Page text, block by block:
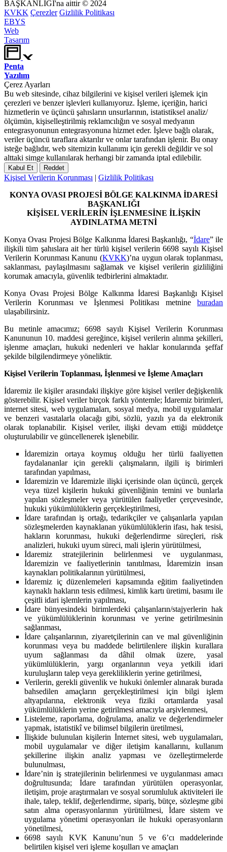
BAŞKANLIĞI'na aittir © 2024
KVKK Çerezler Gizlilik Politikası
EBYS
Web
Tasarım
Penta
Yazılım
Çerez Ayarları
Bu web sitesinde, cihaz bilgilerini ve kişisel verileri işlemek için
çerezleri ve benzer işlevleri kullanıyoruz. İşleme, içeriğin, harici
hizmetlerin ve üçüncü şahısların unsurlarının, istatistiksel analiz/
ölçümün, kişiselleştirilmiş reklamcılığın ve sosyal medyanın
entegrasyonunun entegrasyonuna hizmet eder. İşleve bağlı olarak,
veriler üçüncü taraflara aktarılır ve onlar tarafından işlenir. Bu onay
isteğe bağlıdır, web sitemizin kullanımı için gerekli değildir ve sol
alttaki simge kullanılarak herhangi bir zamanda iptal edilebilir.
Kabul Et Reddet
Kişisel Verilerin Korunması | Gizlilik Politikası
KONYA OVASI PROJESİ BÖLGE KALKINMA İDARESİ
BAŞKANLIĞI
KİŞİSEL VERİLERİN İŞLENMESİNE İLİŞKİN
AYDINLATMA METNİ
Konya Ovası Projesi Bölge Kalkınma İdaresi Başkanlığı, “İdare” ile
ilişkili tüm şahıslara ait her türlü kişisel verilerin 6698 sayılı Kişisel
Verilerin Korunması Kanunu (KVKK)’na uygun olarak toplanması,
saklanması, paylaşılmasını sağlamak ve kişisel verilerin gizliliğini
korumak amacıyla, güvenlik tedbirlerini almaktadır.
Konya Ovası Projesi Bölge Kalkınma İdaresi Başkanlığı Kişisel
Verilerin Korunması ve İşlenmesi Politikası metnine buradan
ulaşabilirsiniz.
Bu metinle amacımız; 6698 sayılı Kişisel Verilerin Korunması
Kanununun 10. maddesi gereğince, kişisel verilerin alınma şekilleri,
işlenme amaçları, hukuki nedenleri ve haklar konularında şeffaf
şekilde bilgilendirmeye yöneliktir.
Kişisel Verilerin Toplanması, İşlenmesi ve İşleme Amaçları
İdaremiz ile kişiler arasındaki ilişkiye göre kişisel veriler değişkenlik
gösterebilir. Kişisel veriler birçok farklı yöntemle; İdaremiz birimleri,
internet sitesi, web uygulamaları, sosyal medya, mobil uygulamalar
ve benzeri vasıtalarla olacağı gibi, sözlü, yazılı ya da elektronik
olarak toplanabilir. Kişisel veriler, ilişki devam ettiği müddetçe
oluşturulabilir ve güncellenerek işlenebilir.
İdaremizin ortaya koymuş olduğu her türlü faaliyetten
faydalananlar için gerekli çalışmaların, ilgili iş birimleri
tarafından yapılması,
İdaremizin ve İdaremizle ilişki içerisinde olan üçüncü, gerçek
veya tüzel kişilerin hukuki güvenliğinin temini ve bunlarla
yapılan sözleşmeler veya yürütülen faaliyetler çerçevesinde,
hukuki yükümlülüklerin gerçekleştirilmesi,
İdare tarafından iş ortağı, tedarikçiler ve çalışanlarla yapılan
sözleşmelerden kaynaklanan yükümlülüklerin ifası, hak tesisi,
hakların korunması, hukuki değerlendirme süreçleri, risk
analizleri, hukuki uyum süreci, mali işlerin yürütülmesi,
İdaremiz stratejilerinin belirlenmesi ve uygulanması,
İdaremizin ve faaliyetlerinin tanıtılması, İdaremizin insan
kaynakları politikalarının yürütülmesi,
İdaremiz iç düzenlemeleri kapsamında eğitim faaliyetinden
kaynaklı hakların tesis edilmesi, kimlik kartı üretimi, basımı ile
çeşitli idari işlemlerin yapılması,
İdare bünyesindeki birimlerdeki çalışanların/stajyerlerin hak
ve yükümlülüklerinin korunması ve yerine getirilmesinin
sağlanması,
İdare çalışanlarının, ziyaretçilerinin can ve mal güvenliğinin
korunması veya bu maddede belirtilenlere ilişkin kurallara
uyum sağlanması da dâhil olmak üzere, yasal
yükümlülüklerin, yargı organlarının veya yetkili idari
kuruluşların talep veya gerekliliklerin yerine getirilmesi,
Verilerin, gerekli güvenlik ve hukuki önlemler alınarak burada
bahsedilen amaçların gerçekleştirilmesi için bilgi işlem
altyapılarına, elektronik veya fiziki ortamlarda yasal
yükümlülüklerin yerine getirilmesi amacıyla arşivlenmesi,
Listeleme, raporlama, doğrulama, analiz ve değerlendirmeler
yapmak, istatistikî ve bilimsel bilgilerin üretilmesi,
İlişkide bulunulan kişilerin İnternet sitesi, web uygulamaları,
mobil uygulamalar ve diğer iletişim kanallarını, kullanım
şekillerine ilişkin analiz yapması ve özelleştirmelerde
bulunulması,
İdare’nin iş stratejilerinin belirlenmesi ve uygulanması amacı
doğrultusunda; İdare tarafından yürütülen operasyonlar,
iletişim, proje araştırmaları ve sosyal sorumluluk aktiviteleri ile
ihale, talep, teklif, değerlendirme, sipariş, bütçe, sözleşme gibi
satın alma operasyonlarının yürütülmesi, İdare sistem ve
uygulama yönetimi operasyonları ile hukuki operasyonların
yönetilmesi,
6698 sayılı KVK Kanunu’nun 5 ve 6’cı maddelerinde
belirtilen kişisel veri işleme koşulları ve amaçları